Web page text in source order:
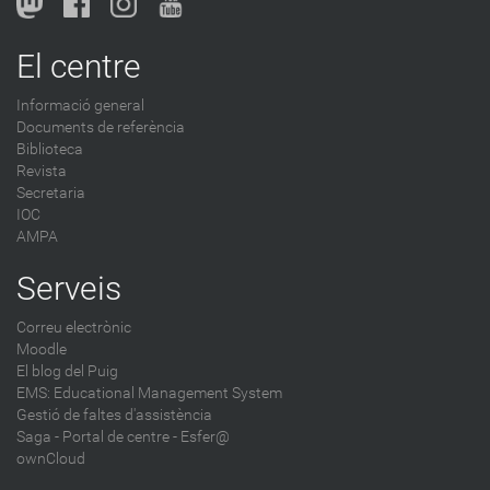
o
-
El centre
Informació general
Documents de referència
Biblioteca
Revista
Secretaria
IOC
AMPA
Serveis
Correu electrònic
Moodle
El blog del Puig
EMS: Educational Management System
Gestió de faltes d'assistència
Saga - Portal de centre - Esfer@
ownCloud